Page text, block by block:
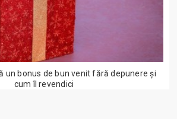
un bonus de bun venit fără depunere și
cum îl revendici